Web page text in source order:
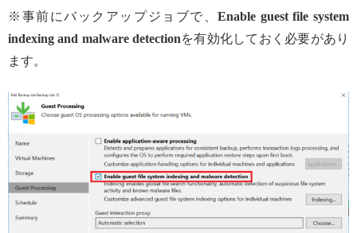
※事前にバックアップジョブで、Enable guest file system
indexing and malware detectionを有効化しておく必要があり
ます。